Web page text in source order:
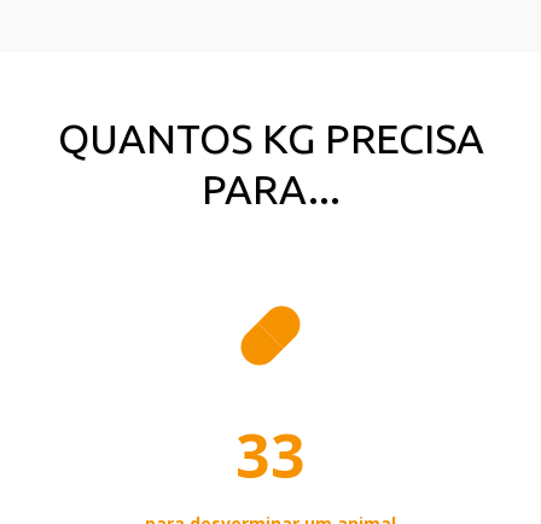
QUANTOS KG PRECISA
PARA...
33